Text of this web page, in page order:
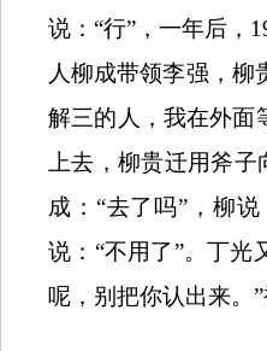
说：“行”，一年后，
人柳成带领李强，柳
解三的人，我在外面
上去，柳贵迁用斧
成：“去了吗”，柳
说：“不用了”。丁光
呢，别把你认出来。